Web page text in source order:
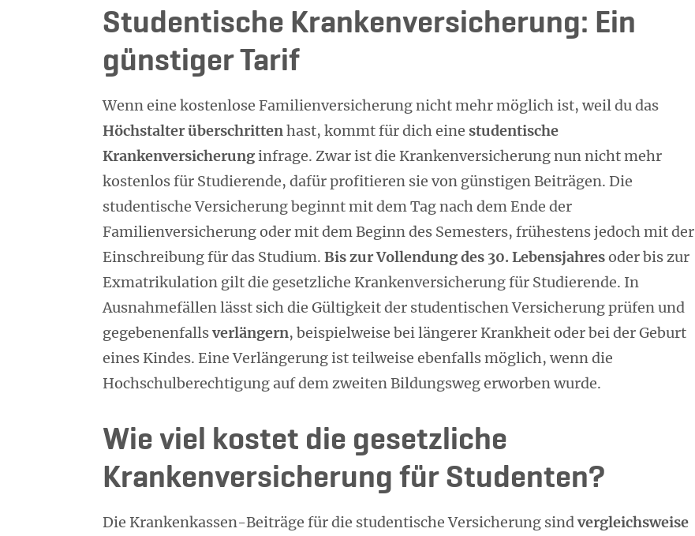
Studentische Krankenversicherung: Ein
günstiger Tarif
Wenn eine kostenlose Familienversicherung nicht mehr möglich ist, weil du das
Höchstalter überschrittenhast, kommt für dich eine studentische
Krankenversicherunginfrage. Zwar ist die Krankenversicherung nun nicht mehr
kostenlos für Studierende, dafür profitieren sie von günstigen Beiträgen. Die
studentische Versicherung beginnt mit dem Tag nach dem Ende der
Familienversicherung oder mit dem Beginn des Semesters, frühestens jedoch mit der
Einschreibung für das Studium. Bis zur Vollendung des 30. Lebensjahresoder bis zur
Exmatrikulation gilt die gesetzliche Krankenversicherung für Studierende. In
Ausnahmefällen lässt sich die Gültigkeit der studentischen Versicherung prüfen und
gegebenenfallsverlängern, beispielweise bei längerer Krankheit oder bei der Geburt
eines Kindes. Eine Verlängerung ist teilweise ebenfalls möglich, wenn die
Hochschulberechtigung auf dem zweiten Bildungsweg erworben wurde.
Wie viel kostet die gesetzliche
Krankenversicherung für Studenten?
Die Krankenkassen-Beiträge für die studentische Versicherung sindvergleichsweise